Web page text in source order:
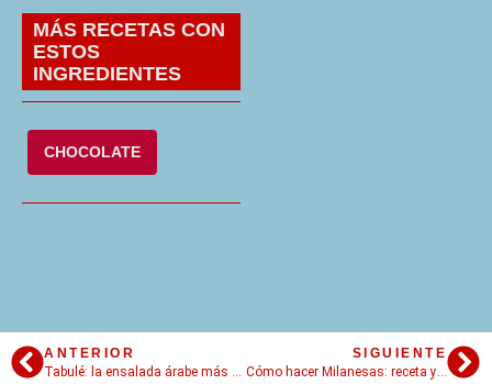
MÁS RECETAS CON
ESTOS
INGREDIENTES
CHOCOLATE
ANTERIOR
SIGUIENTE